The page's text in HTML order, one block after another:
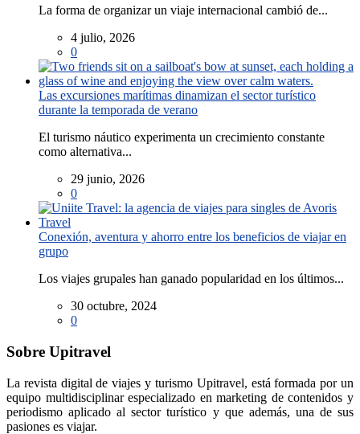
La forma de organizar un viaje internacional cambió de...
4 julio, 2026
0
Las excursiones marítimas dinamizan el sector turístico
durante la temporada de verano
El turismo náutico experimenta un crecimiento constante
como alternativa...
29 junio, 2026
0
Conexión, aventura y ahorro entre los beneficios de viajar en
grupo
Los viajes grupales han ganado popularidad en los últimos...
30 octubre, 2024
0
Sobre Upitravel
La revista digital de viajes y turismo Upitravel, está formada por un
equipo multidisciplinar especializado en marketing de contenidos y
periodismo aplicado al sector turístico y que además, una de sus
pasiones es viajar.